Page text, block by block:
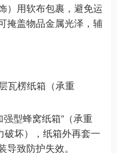
）用软布包裹，避免运
掩盖物品金属光泽，辅
瓦楞纸箱（承重
型蜂窝纸箱”（承重
破坏），纸箱外再套一
致防护失效。